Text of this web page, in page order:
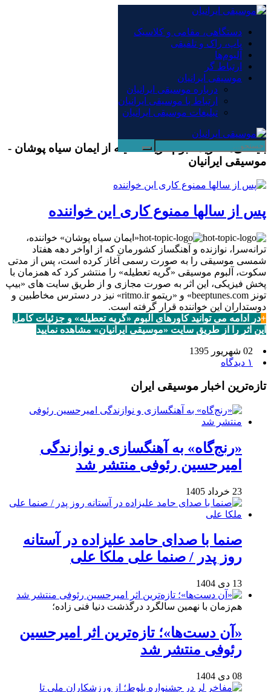
دستگاهی، مقامی و کلاسیک
پاپ، راک و تلفیقی
آلبوم‌ها
ارتباط گر
موسیقی ایرانیان
درباره موسیقی ایرانیان
ارتباط با موسیقی ایرانیان
تبلیغات موسیقی ایرانیان
×
دستگاهی، مقامی و کلاسیک
پاپ، راک و تلفیقی
آلبوم‌ها
ارتباط گر
موسیقی ایرانیان
درباره موسیقی ایرانیان
ارتباط با موسیقی ایرانیان
بایگانی‌ها خرید آلبوم گریه تعطیله از ایمان سیاه پوشان -
موسیقی ایرانیان
پس از سالها ممنوع کاری این خواننده
«ایمان سیاه پوشان» خواننده،
ترانه‌سرا، نوازنده و آهنگساز کشورمان که از اواخر دهه هفتاد
شمسی موسیقی را به صورت رسمی آغاز کرده است، پس از مدتی
سکوت، آلبوم موسیقی «گریه تعطیله» را منتشر کرد که همزمان با
پخش فیزیکی، این اثر به صورت مجازی و از طریق سایت های «بیپ
تونز beeptunes.com» و «ریتمو ritmo.ir» نیز در دسترس مخاطبین و
دوستداران این خواننده قرار گرفته است.
+در ادامه می توانید کاورهای آلبوم «گریه تعطیله» و جزئیات کامل
این اثر را از طریق سایت «موسیقی ایرانیان» مشاهده نمایید
02 شهریور 1395
۱ دیدگاه
تازه‌ترین اخبار موسیقی ایران
«رنج‌گاه» به آهنگسازی و نوازندگی
امیرحسین رئوفی منتشر شد
23 خرداد 1405
صنما با صدای حامد علیزاده در آستانه
روز پدر / صنما علی ملکا علی
13 دی 1404
هم‌زمان با نهمین سالگرد درگذشت دنیا فنی زاده؛
«آن دست‌ها»؛ تازه‌ترین اثر امیرحسین
رئوفی منتشر شد
08 دی 1404